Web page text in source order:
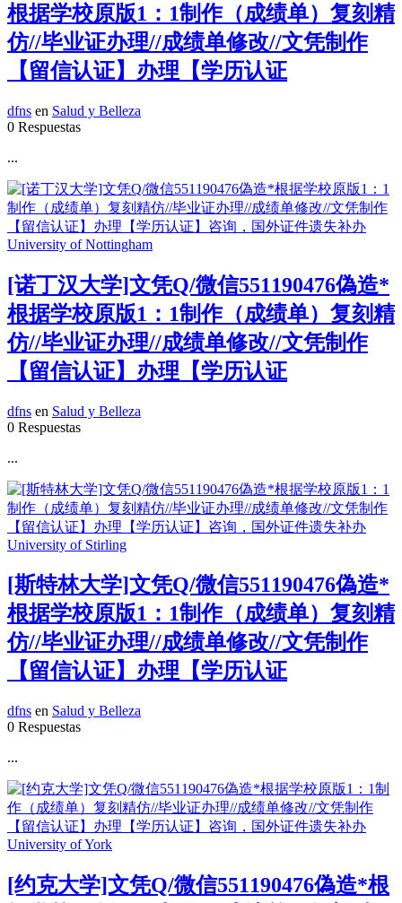
根据学校原版1：1制作（成绩单）复刻精
仿//毕业证办理//成绩单修改//文凭制作
【留信认证】办理【学历认证
dfns en Salud y Belleza
0 Respuestas
...
[诺丁汉大学]文凭Q/微信551190476偽造*
根据学校原版1：1制作（成绩单）复刻精
仿//毕业证办理//成绩单修改//文凭制作
【留信认证】办理【学历认证
dfns en Salud y Belleza
0 Respuestas
...
[斯特林大学]文凭Q/微信551190476偽造*
根据学校原版1：1制作（成绩单）复刻精
仿//毕业证办理//成绩单修改//文凭制作
【留信认证】办理【学历认证
dfns en Salud y Belleza
0 Respuestas
...
[约克大学]文凭Q/微信551190476偽造*根